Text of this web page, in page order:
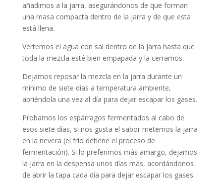
añadimos a la jarra, asegurándonos de que forman
una masa compacta dentro de la jarra y de que esta
está llena.
Vertemos el agua con sal dentro de la jarra hasta que
toda la mezcla esté bien empapada y la cerramos.
Dejamos reposar la mezcla en la jarra durante un
mínimo de siete días a temperatura ambiente,
abriéndola una vez al día para dejar escapar los gases.
Probamos los espárragos fermentados al cabo de
esos siete días, si nos gusta el sabor metemos la jarra
en la nevera (el frío detiene el proceso de
fermentación). Si lo preferimos más amargo, dejamos
la jarra en la despensa unos días más, acordándonos
de abrir la tapa cada día para dejar escapar los gases.